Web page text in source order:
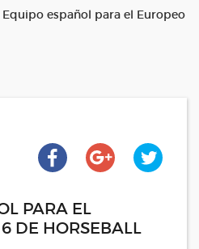
Equipo español para el Europeo
PARA EL
DE HORSEBALL